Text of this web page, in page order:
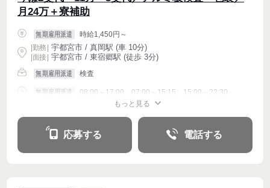
月24万＋寮補助
無期雇用派遣
時給1,450円～
|勤務 宇都宮市 / 真岡駅 (車 10分)
| 面接 | 宇都宮市 / 東宿郷駅 (徒歩 3分)
無期雇用派遣 検査
無期雇用派遣 08:00～17:00、07:00～15:15、15:00～22:30
もっと見る
応募する 電話する